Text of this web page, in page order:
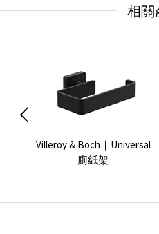
相關
Villeroy & Boch｜Universal
廁紙架